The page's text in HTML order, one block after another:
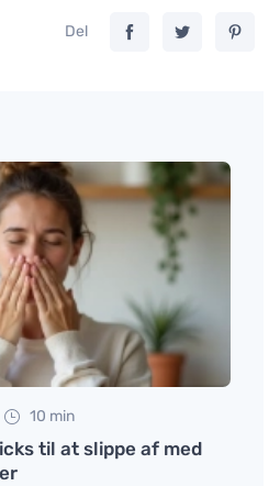
Del
10 min
til at slippe af med